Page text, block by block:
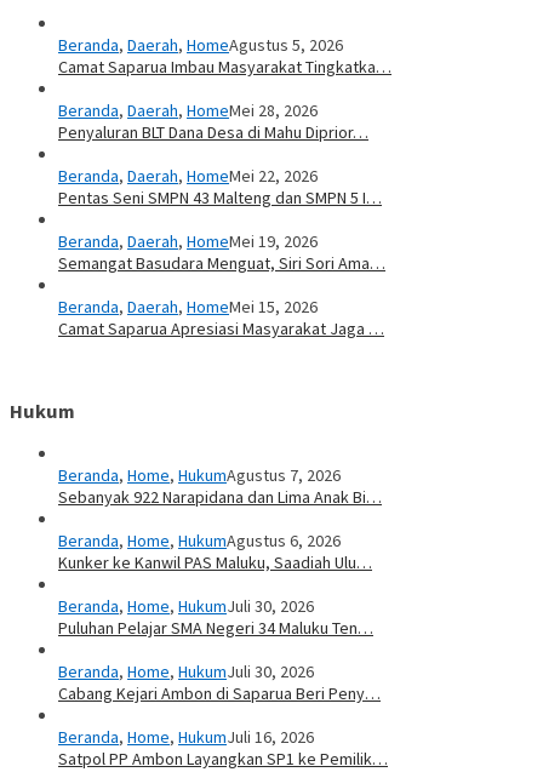
Beranda, Daerah, HomeAgustus 5, 2026
Camat Saparua Imbau Masyarakat Tingkatka…
Beranda, Daerah, HomeMei 28, 2026
Penyaluran BLT Dana Desa di Mahu Diprior…
Beranda, Daerah, HomeMei 22, 2026
Pentas Seni SMPN 43 Malteng dan SMPN 5 I…
Beranda, Daerah, HomeMei 19, 2026
Semangat Basudara Menguat, Siri Sori Ama…
Beranda, Daerah, HomeMei 15, 2026
Camat Saparua Apresiasi Masyarakat Jaga …
Hukum
Beranda, Home, HukumAgustus 7, 2026
Sebanyak 922 Narapidana dan Lima Anak Bi…
Beranda, Home, HukumAgustus 6, 2026
Kunker ke Kanwil PAS Maluku, Saadiah Ulu…
Beranda, Home, HukumJuli 30, 2026
Puluhan Pelajar SMA Negeri 34 Maluku Ten…
Beranda, Home, HukumJuli 30, 2026
Cabang Kejari Ambon di Saparua Beri Peny…
Beranda, Home, HukumJuli 16, 2026
Satpol PP Ambon Layangkan SP1 ke Pemilik…